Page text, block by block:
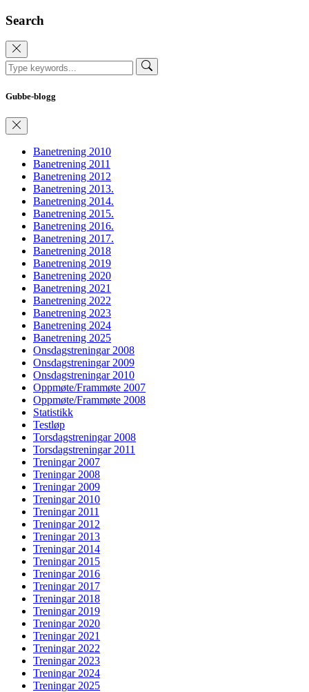
Search
Gubbe-blogg
Banetrening 2010
Banetrening 2011
Banetrening 2012
Banetrening 2013.
Banetrening 2014.
Banetrening 2015.
Banetrening 2016.
Banetrening 2017.
Banetrening 2018
Banetrening 2019
Banetrening 2020
Banetrening 2021
Banetrening 2022
Banetrening 2023
Banetrening 2024
Banetrening 2025
Onsdagstreningar 2008
Onsdagstreningar 2009
Onsdagstreningar 2010
Oppmøte/Frammøte 2007
Oppmøte/Frammøte 2008
Statistikk
Testløp
Torsdagstreningar 2008
Torsdagstreningar 2011
Treningar 2007
Treningar 2008
Treningar 2009
Treningar 2010
Treningar 2011
Treningar 2012
Treningar 2013
Treningar 2014
Treningar 2015
Treningar 2016
Treningar 2017
Treningar 2018
Treningar 2019
Treningar 2020
Treningar 2021
Treningar 2022
Treningar 2023
Treningar 2024
Treningar 2025